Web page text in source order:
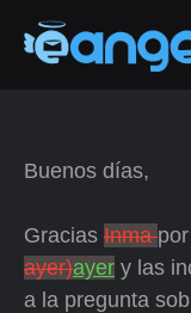
Buenos días,
Gracias Inma
ayer)ayer y las
a la pregunta